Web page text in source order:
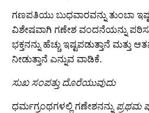
ಗಣಪತಿಯು ಬುಧವಾರವನ್ನು ತುಂಬಾ
ವಿಶೇಷವಾಗಿ ಗಣೇಶ ವಂದನೆಯನ್ನು
ಭಕ್ತನನ್ನು ಹೆಚ್ಚು ಇಷ್ಟಪಡುತ್ತಾನೆ ಮತ್ತು
ನೀಡುತ್ತಾನೆ ಎನ್ನುವ ವಾಡಿಕೆ.
ಸುಖ ಸಂಪತ್ತು ದೊರೆಯುವುದು
ಧರ್ಮಗ್ರಂಥಗಳಲ್ಲಿ ಗಣೇಶನನ್ನುಪ್ರಥಮ